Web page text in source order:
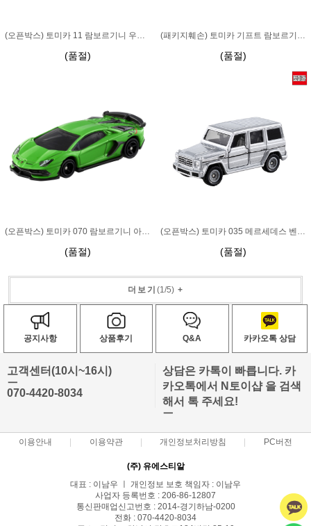
(오픈박스) 토미카 11 람보르기니 우라칸 STO 블루 (새 바코드)
(품절)
(패키지훼손) 토미카 기프트 람보르기니 스페셜 세트 (새 바코드)
(품절)
(오픈박스) 토미카 070 람보르기니 아벤타도르 SVJ 그린
(품절)
(오픈박스) 토미카 035 메르세데스 벤츠 G-CLASS
(품절)
더보기 (1/5)+
공지사항 상품후기 Q&A 카카오톡 상담
고객센터(10시~16시)
ㅡ
070-4420-8034
상담은 카톡이 빠릅니다. 카
카오톡에서 N토이샵 을 검색
해서 톡 주세요!
ㅡ
이용안내 이용약관 개인정보처리방침 PC버전
(주) 유에스티알
대표 : 이남우 ㅣ 개인정보 보호 책임자 : 이남우
사업자 등록번호 : 206-86-12807
통신판매업신고번호 : 2014-경기하남-0200
전화 : 070-4420-8034